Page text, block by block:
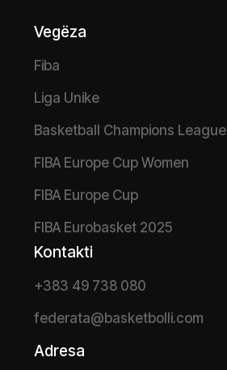
Vegëza
Fiba
Liga Unike
Basketball Champions League
FIBA Europe Cup Women
FIBA Europe Cup
FIBA Eurobasket 2025
Kontakti
+383 49 738 080
federata@basketbolli.com
Adresa